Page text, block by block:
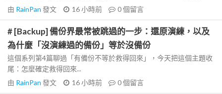
由 RainPan 發文 16 小時前 0個留言
# [Backup] 備份界最常被跳過的一步：還原演練，以及
為什麼「沒演練過的備份」等於沒備份
這個系列第4篇聊過「有備份不等於救得回來」，今天把這個主題收
尾：怎麼確定救得回來...
由 RainPan 發文 16 小時前 0個留言